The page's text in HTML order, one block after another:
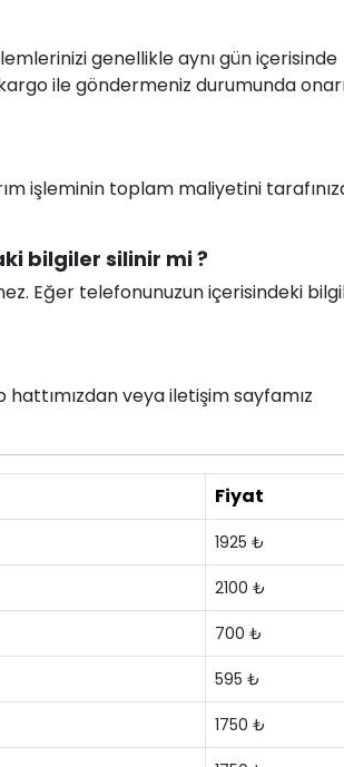
genellikle aynı gün içerisinde
kargo ile göndermeniz durumunda
işleminin toplam maliyetini
bilgiler silinir mi ?
Eğer telefonunuzun içerisindeki
veya iletişim sayfamız
Fiyat
1925 ₺
2100 ₺
700 ₺
595 ₺
1750 ₺